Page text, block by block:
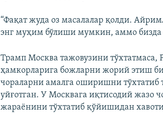
“Фақат жуда оз масалалар қолди.
энг муҳим бўлиши мумкин, аммо бизда
Трамп Москва тажовузини тўхтатмаса,
ҳамкорларига божларни жорий этиш
чораларни амалга оширишни тўхтатиб
уйғотган. У Москвага иқтисодий жазо
жараёнини тўхтатиб қўйишидан